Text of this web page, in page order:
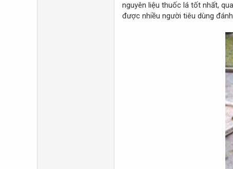
nguyên liệu thuốc lá tốt nhất,
được nhiều người tiêu dùng